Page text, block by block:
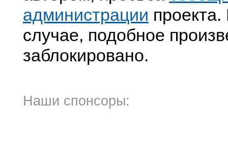
администрации
случае, подобное
заблокировано.
Наши спонсоры: